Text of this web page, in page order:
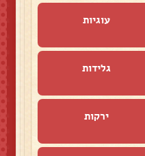
עוגיות
גלידות
ירקות